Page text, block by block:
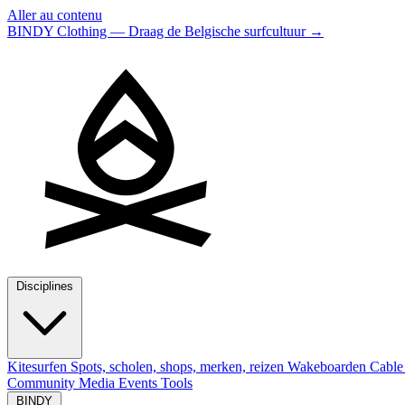
Aller au contenu
BINDY Clothing — Draag de Belgische surfcultuur →
Kitesurfen Spots, scholen, shops, merken, reizen Wakeboarden
Community Media Events Tools